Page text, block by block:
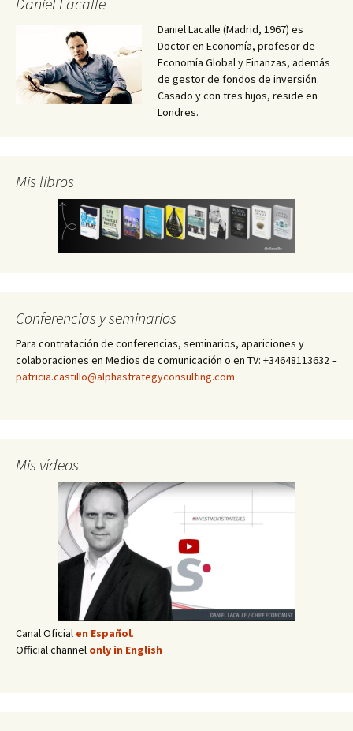
Daniel Lacalle (Madrid, 1967) es
Doctor en Economía, profesor de
Economía Global y Finanzas, además
de gestor de fondos de inversión.
Casado y con tres hijos, reside en
Londres.
Mis libros
Conferencias y seminarios
Para contratación de conferencias, seminarios, apariciones y
colaboraciones en Medios de comunicación o en TV: +34648113632 –
patricia.castillo@alphastrategyconsulting.com
Mis vídeos
Canal Oficial en Español.
Official channel only in English